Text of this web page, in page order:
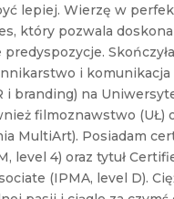
N
e
w
s
l
t
t
e
r
lepiej. Wierzę w
który pozwala
i komunikacja
i branding) na
filmoznawstwo (UŁ)
MultiArt). Posiadam
level 4) oraz tytuł
(IPMA, level D).